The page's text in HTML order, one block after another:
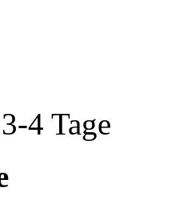
4 Tage